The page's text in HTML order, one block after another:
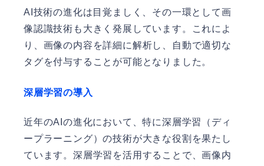
AI技術の進化は目覚ましく、その一環として画
像認識技術も大きく発展しています。これによ
り、画像の内容を詳細に解析し、自動で適切な
タグを付与することが可能となりました。
深層学習の導入
近年のAIの進化において、特に深層学習（ディ
ープラーニング）の技術が大きな役割を果たし
ています。深層学習を活用することで、画像内